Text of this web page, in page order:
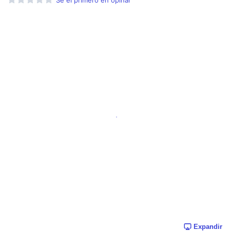
Expandir